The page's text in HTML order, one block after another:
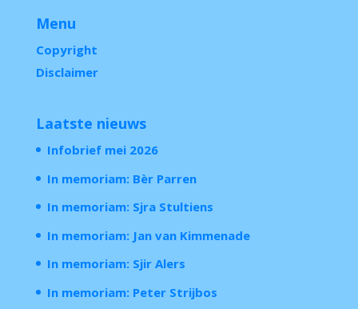
Menu
Copyright
Disclaimer
Laatste nieuws
Infobrief mei 2026
In memoriam: Bèr Parren
In memoriam: Sjra Stultiens
In memoriam: Jan van Kimmenade
In memoriam: Sjir Alers
In memoriam: Peter Strijbos